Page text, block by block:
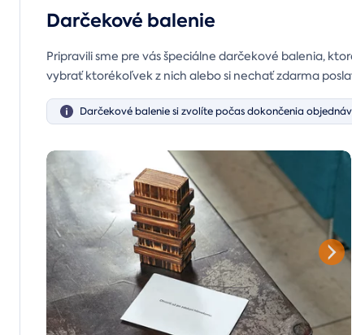
Darčekové balenie
Pripravili sme pre vás špeciálne darčekové balenia,
vybrať ktorékoľvek z nich alebo si nechať zdarma
Darčekové balenie si zvolíte počas dokončenia